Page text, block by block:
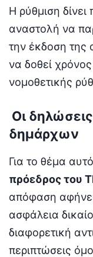
Η ρύθμιση
αναστολή να
την έκδοση της
να δοθεί
νομοθετικής
Οι
δημάρχων
Για το θέμα
πρόεδρος του
απόφαση
ασφάλεια
διαφορετική
περιπτώσεις